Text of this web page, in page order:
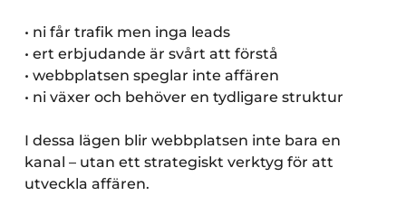
• ni får trafik men inga leads
• ert erbjudande är svårt att förstå
• webbplatsen speglar inte affären
• ni växer och behöver en tydligare struktur
I dessa lägen blir webbplatsen inte bara en
kanal – utan ett strategiskt verktyg för att
utveckla affären.